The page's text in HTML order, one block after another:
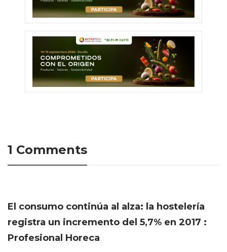
1 Comments
El consumo continúa al alza: la hostelería
registra un incremento del 5,7% en 2017 :
Profesional Horeca